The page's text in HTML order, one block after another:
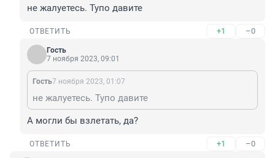
не жалуетесь. Тупо давите
ОТВЕТИТЬ +1 –0
Гость
7 ноября 2023, 09:01
Гость7 ноября 2023, 01:07
не жалуетесь. Тупо давите
А могли бы взлетать, да?
ОТВЕТИТЬ +1 –0